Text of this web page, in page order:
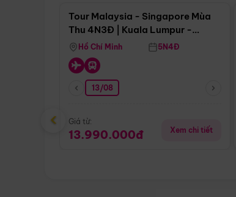
Tour Malaysia - Singapore Mùa
Thu 4N3Đ | Kuala Lumpur -
Malacca - Johor Baru -
Singapore
Hồ Chí Minh 5N4Đ
13/08
Giá từ:
13.990.000đ Xem chi tiết
‹